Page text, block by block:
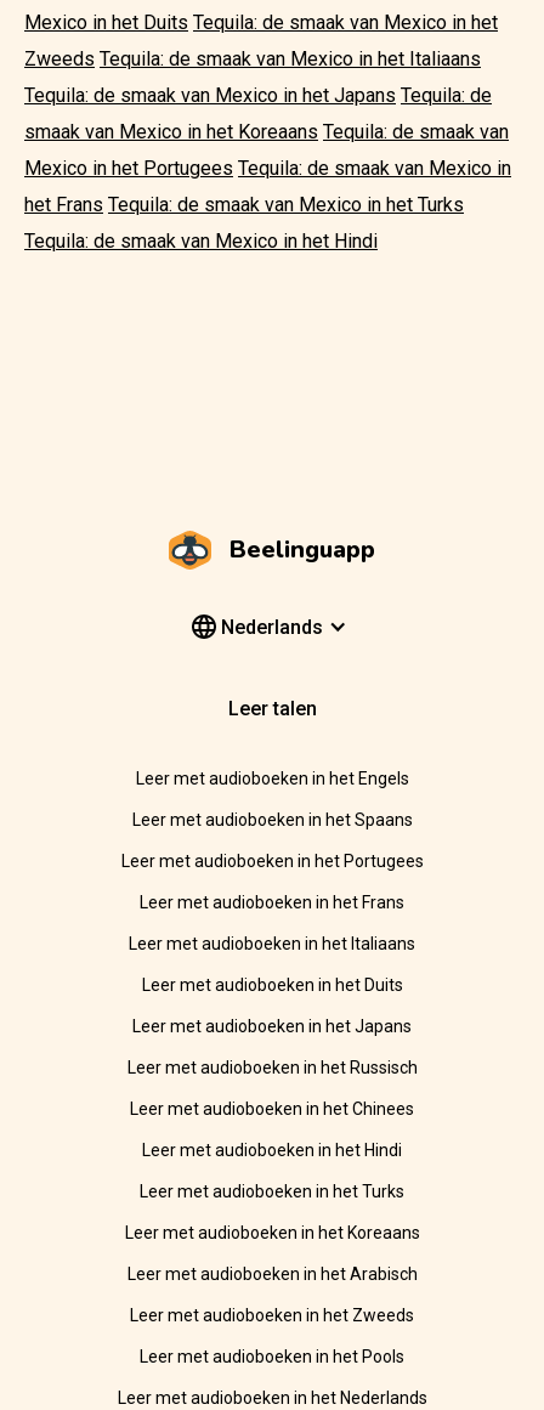
Mexico in het Duits Tequila: de smaak van Mexico in het
Zweeds Tequila: de smaak van Mexico in het Italiaans
Tequila: de smaak van Mexico in het Japans Tequila: de
smaak van Mexico in het Koreaans Tequila: de smaak van
Mexico in het Portugees Tequila: de smaak van Mexico in
het Frans Tequila: de smaak van Mexico in het Turks
Tequila: de smaak van Mexico in het Hindi
Beelinguapp
Nederlands
Leer talen
Leer met audioboeken in het Engels
Leer met audioboeken in het Spaans
Leer met audioboeken in het Portugees
Leer met audioboeken in het Frans
Leer met audioboeken in het Italiaans
Leer met audioboeken in het Duits
Leer met audioboeken in het Japans
Leer met audioboeken in het Russisch
Leer met audioboeken in het Chinees
Leer met audioboeken in het Hindi
Leer met audioboeken in het Turks
Leer met audioboeken in het Koreaans
Leer met audioboeken in het Arabisch
Leer met audioboeken in het Zweeds
Leer met audioboeken in het Pools
Leer met audioboeken in het Nederlands